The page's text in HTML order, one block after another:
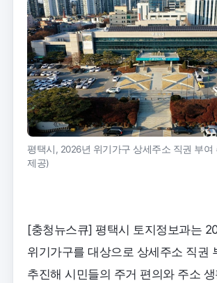
평택시, 2026년 위기가구 상세주소 직권 부여
제공)
[충청뉴스큐] 평택시 토지정보과는
위기가구를 대상으로 상세주소 직권
추진해 시민들의 주거 편의와 주소